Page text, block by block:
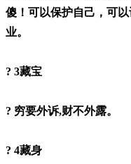
傻！可以保护自己，可
业。
? 3藏宝
? 穷要外诉,财不外露。
? 4藏身